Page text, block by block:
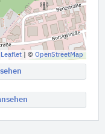
Leaflet | © OpenStreetMap